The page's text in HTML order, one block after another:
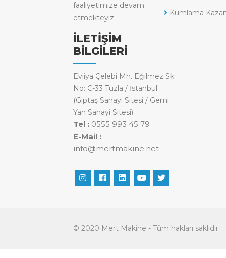
faaliyetimize devam
etmekteyiz.
Kumlama
İLETİŞİM
BİLGİLERİ
Evliya Çelebi Mh. Eğilmez Sk.
No: C-33 Tuzla / İstanbul
(Giptaş Sanayi Sitesi / Gemi
Yan Sanayi Sitesi)
Tel : 0555 993 45 79
E-Mail :
info@mertmakine.net
© 2020 Mert Makine - Tüm hakları saklıdır